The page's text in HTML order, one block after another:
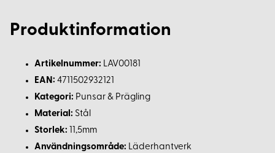
Produktinformation
Artikelnummer: LAV00181
EAN: 4711502932121
Kategori: Punsar & Prägling
Material: Stål
Storlek: 11,5mm
Användningsområde: Läderhantverk